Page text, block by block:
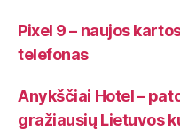
Pixel 9 – naujos
telefonas
Anykščiai Hotel –
gražiausių Lietuvos